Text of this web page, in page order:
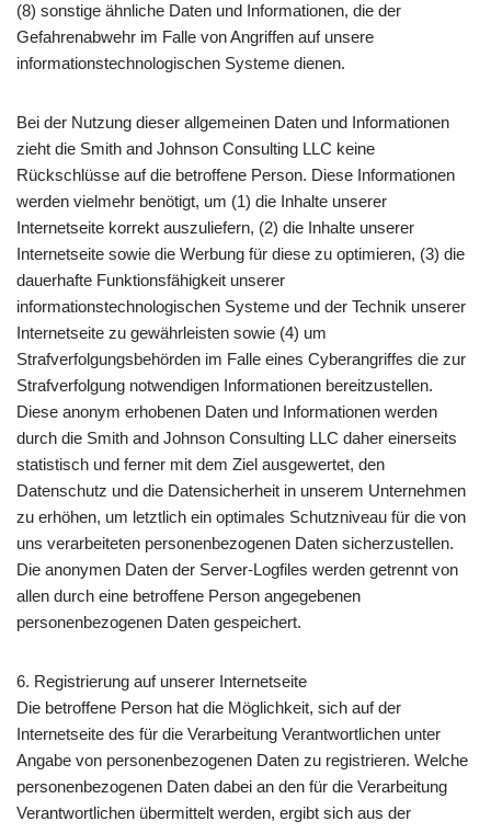
(8) sonstige ähnliche Daten und Informationen, die der
Gefahrenabwehr im Falle von Angriffen auf unsere
informationstechnologischen Systeme dienen.
Bei der Nutzung dieser allgemeinen Daten und Informationen
zieht die Smith and Johnson Consulting LLC keine
Rückschlüsse auf die betroffene Person. Diese Informationen
werden vielmehr benötigt, um (1) die Inhalte unserer
Internetseite korrekt auszuliefern, (2) die Inhalte unserer
Internetseite sowie die Werbung für diese zu optimieren, (3) die
dauerhafte Funktionsfähigkeit unserer
informationstechnologischen Systeme und der Technik unserer
Internetseite zu gewährleisten sowie (4) um
Strafverfolgungsbehörden im Falle eines Cyberangriffes die zur
Strafverfolgung notwendigen Informationen bereitzustellen.
Diese anonym erhobenen Daten und Informationen werden
durch die Smith and Johnson Consulting LLC daher einerseits
statistisch und ferner mit dem Ziel ausgewertet, den
Datenschutz und die Datensicherheit in unserem Unternehmen
zu erhöhen, um letztlich ein optimales Schutzniveau für die von
uns verarbeiteten personenbezogenen Daten sicherzustellen.
Die anonymen Daten der Server-Logfiles werden getrennt von
allen durch eine betroffene Person angegebenen
personenbezogenen Daten gespeichert.
6. Registrierung auf unserer Internetseite
Die betroffene Person hat die Möglichkeit, sich auf der
Internetseite des für die Verarbeitung Verantwortlichen unter
Angabe von personenbezogenen Daten zu registrieren. Welche
personenbezogenen Daten dabei an den für die Verarbeitung
Verantwortlichen übermittelt werden, ergibt sich aus der